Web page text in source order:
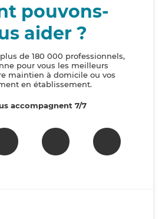
pouvons-
aider ?
de 180 000 professionnels,
pour vous les meilleurs
maintien à domicile ou vos
en établissement.
accompagnent 7/7